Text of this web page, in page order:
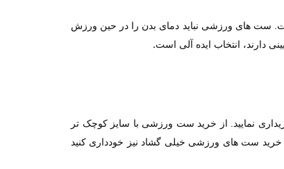
ست های ورزشی نباید دمای بدن را در حین ورزش
دارند، انتخاب ایده آلی است.
نمایید. از خرید ست ورزشی با سایز کوچک تر
ست های ورزشی خیلی گشاد نیز خودداری کنید